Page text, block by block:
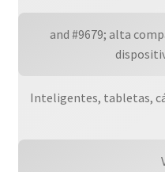
and #9679; alta
Inteligentes, tabletas,